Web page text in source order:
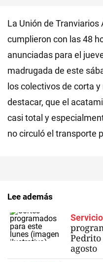
La Unión de
cumplieron con las 48
anunciadas para el
madrugada de este
los colectivos de corta
destacar, que el
casi total y
no circuló el transporte
Lee además
Pedrito
agosto